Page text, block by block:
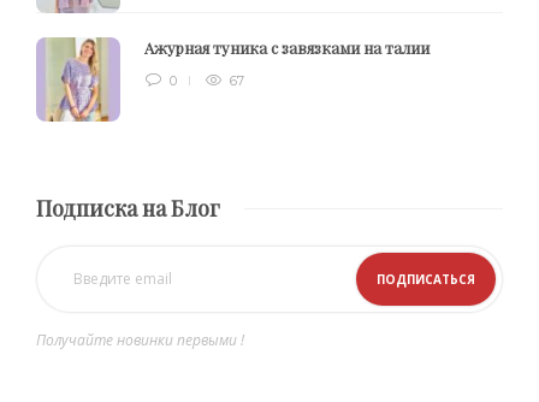
Ажурная туника с завязками на талии
0 67
Подписка на Блог
Получайте новинки первыми !